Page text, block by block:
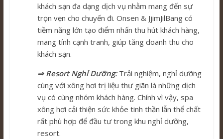
khách sạn đa dạng dịch vụ nhằm mang đến sự
trọn vẹn cho chuyến đi. Onsen & JjimJilBang có
tiềm năng lớn tạo điểm nhấn thu hút khách hàng,
mang tính cạnh tranh, giúp tăng doanh thu cho
khách sạn.
⇒ Resort Nghỉ Dưỡng:Trải nghiệm, nghỉ dưỡng
cùng với xông hơi trị liệu thư giãn là những dịch
vụ có cùng nhóm khách hàng. Chính vì vậy, spa
xông hơi cải thiện sức khỏe tinh thần lẫn thể chất
rất phù hợp để đầu tư trong khu nghỉ dưỡng,
resort.